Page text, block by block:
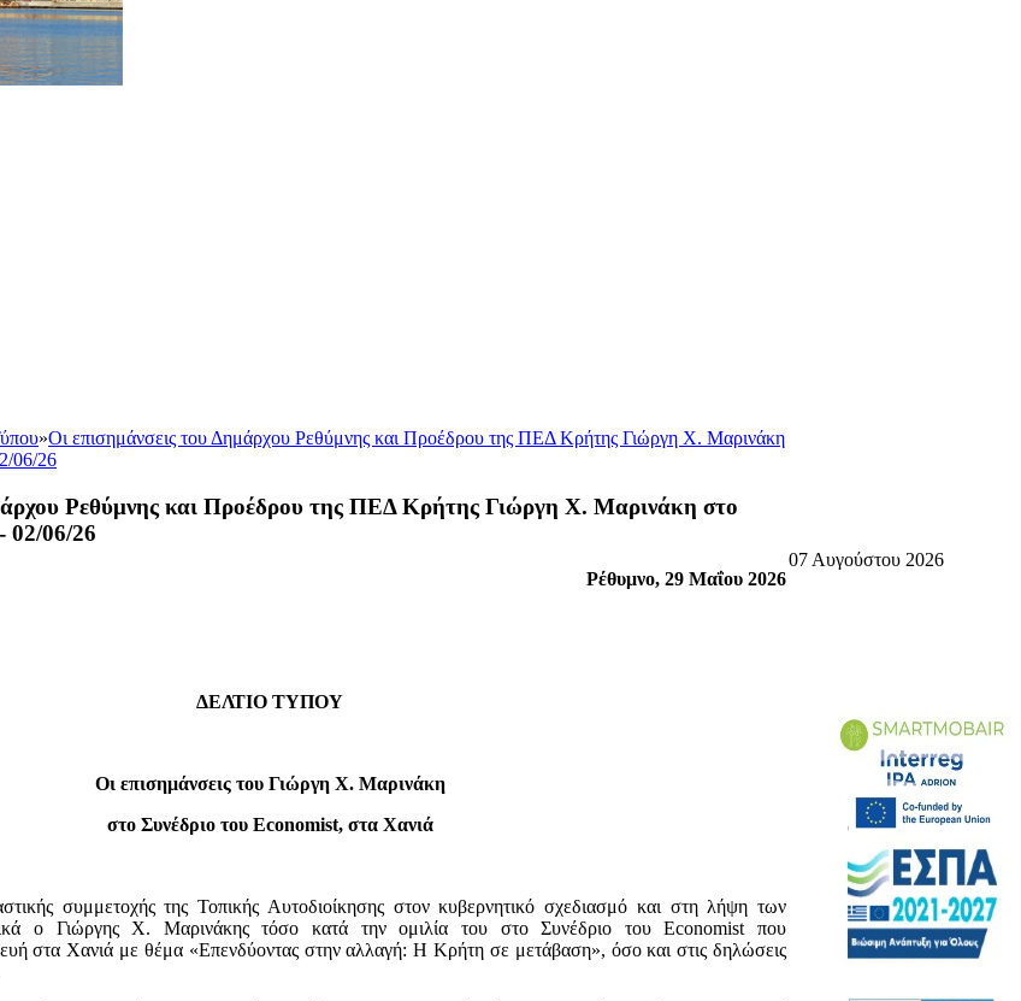
»Οι επισημάνσεις του Δημάρχου Ρεθύμνης και Προέδρου της ΠΕΔ Κρήτης Γιώργη Χ. Μαρινάκη
06/26
Ρεθύμνης και Προέδρου της ΠΕΔ Κρήτης Γιώργη Χ. Μαρινάκη στο
02/06/26
Ρέθυμνο, 29 Μαΐου 2026
ΔΕΛΤΙΟ ΤΥΠΟΥ
Οι επισημάνσεις του Γιώργη Χ. Μαρινάκη
στο Συνέδριο του Economist, στα Χανιά
συμμετοχής της Τοπικής Αυτοδιοίκησης στον κυβερνητικό σχεδιασμό και στη λήψη των
ο Γιώργης Χ. Μαρινάκης τόσο κατά την ομιλία του στο Συνέδριο του Economist που
στα Χανιά με θέμα «Επενδύοντας στην αλλαγή: Η Κρήτη σε μετάβαση», όσο και στις δηλώσεις
07 Αυγούστου 2026